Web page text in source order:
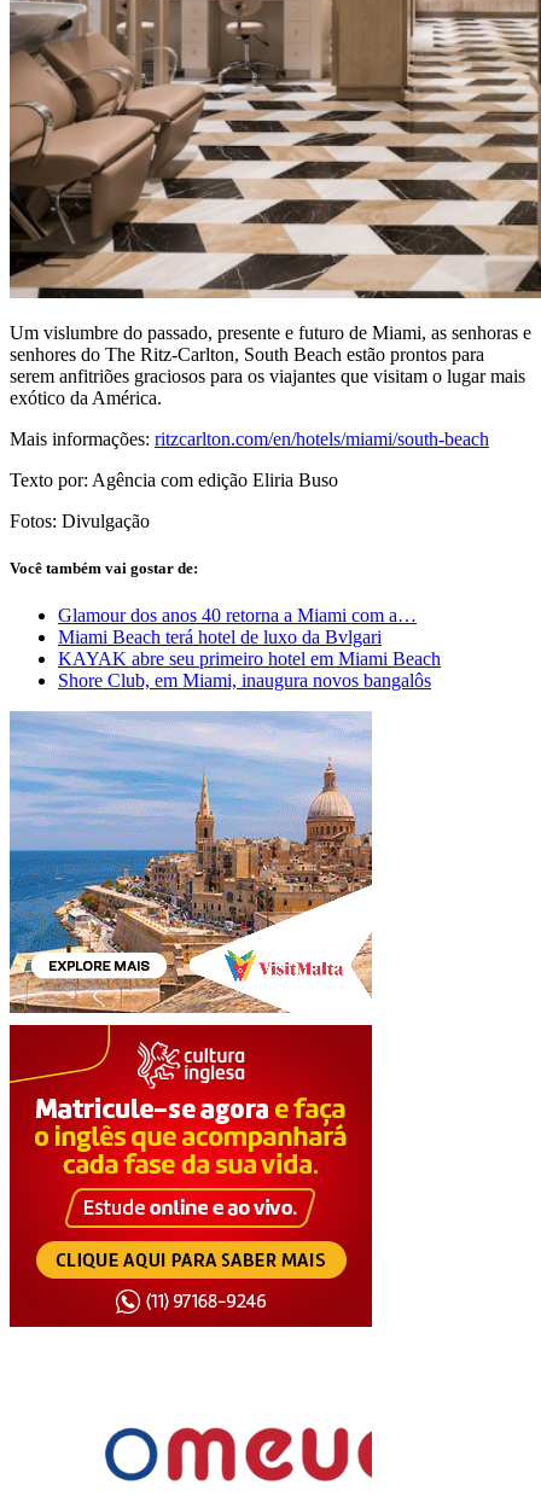
Um vislumbre do passado, presente e futuro de Miami, as senhoras e
senhores do The Ritz-Carlton, South Beach estão prontos para
serem anfitriões graciosos para os viajantes que visitam o lugar mais
exótico da América.
Mais informações: ritzcarlton.com/en/hotels/miami/south-beach
Texto por: Agência com edição Eliria Buso
Fotos: Divulgação
Você também vai gostar de:
Glamour dos anos 40 retorna a Miami com a…
Miami Beach terá hotel de luxo da Bvlgari
KAYAK abre seu primeiro hotel em Miami Beach
Shore Club, em Miami, inaugura novos bangalôs